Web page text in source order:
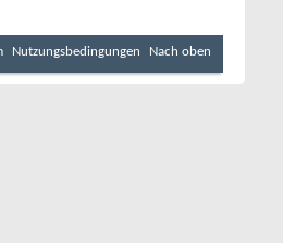
Nutzungsbedingungen Nach oben